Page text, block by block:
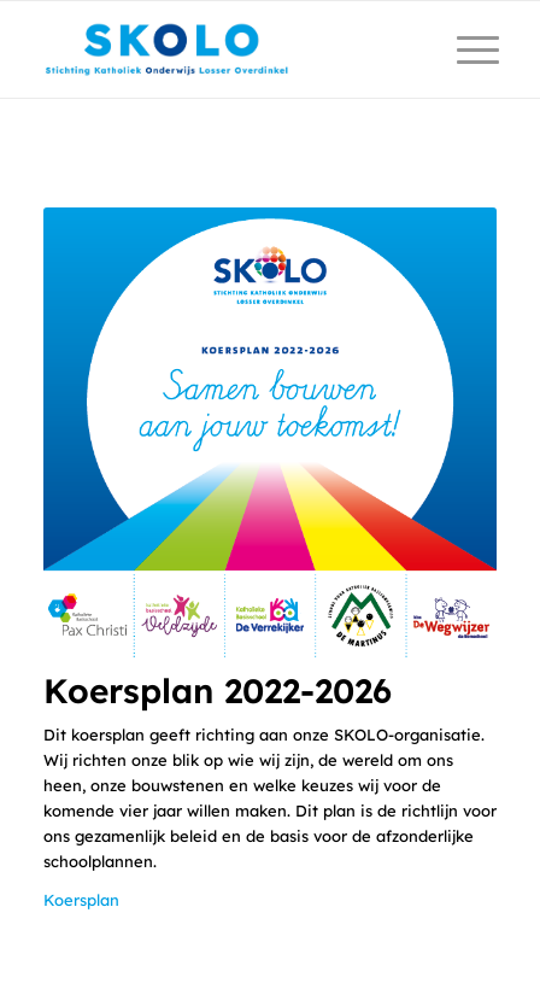
Koersplan 2022-2026
Dit koersplan geeft richting aan onze SKOLO-organisatie.
Wij richten onze blik op wie wij zijn, de wereld om ons
heen, onze bouwstenen en welke keuzes wij voor de
komende vier jaar willen maken. Dit plan is de richtlijn voor
ons gezamenlijk beleid en de basis voor de afzonderlijke
schoolplannen.
Koersplan